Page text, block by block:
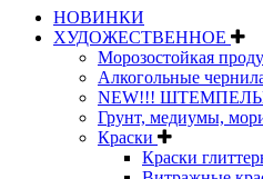
НОВИНКИ
ХУДОЖЕСТВЕННОЕ
Морозостойкая
Алкогольные
NEW!!!
Грунт, медиумы,
Краски
Краски